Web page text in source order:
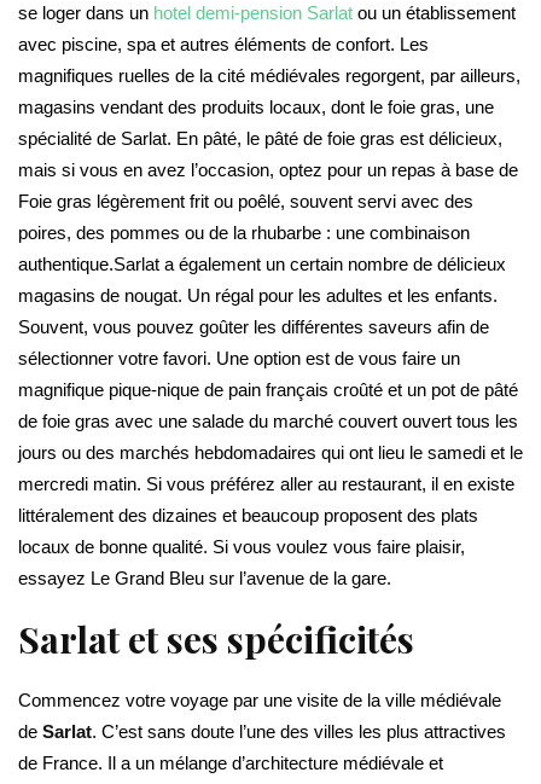
se loger dans un hotel demi-pension Sarlat ou un établissement
avec piscine, spa et autres éléments de confort. Les
magnifiques ruelles de la cité médiévales regorgent, par ailleurs,
magasins vendant des produits locaux, dont le foie gras, une
spécialité de Sarlat. En pâté, le pâté de foie gras est délicieux,
mais si vous en avez l’occasion, optez pour un repas à base de
Foie gras légèrement frit ou poêlé, souvent servi avec des
poires, des pommes ou de la rhubarbe : une combinaison
authentique.Sarlat a également un certain nombre de délicieux
magasins de nougat. Un régal pour les adultes et les enfants.
Souvent, vous pouvez goûter les différentes saveurs afin de
sélectionner votre favori. Une option est de vous faire un
magnifique pique-nique de pain français croûté et un pot de pâté
de foie gras avec une salade du marché couvert ouvert tous les
jours ou des marchés hebdomadaires qui ont lieu le samedi et le
mercredi matin. Si vous préférez aller au restaurant, il en existe
littéralement des dizaines et beaucoup proposent des plats
locaux de bonne qualité. Si vous voulez vous faire plaisir,
essayez Le Grand Bleu sur l’avenue de la gare.
Sarlat et ses spécificités
Commencez votre voyage par une visite de la ville médiévale
de Sarlat. C’est sans doute l’une des villes les plus attractives
de France. Il a un mélange d’architecture médiévale et